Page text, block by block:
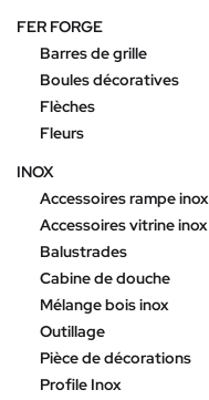
FER FORGE
Barres de grille
Boules décoratives
Flèches
Fleurs
INOX
Accessoires rampe inox
Accessoires vitrine inox
Balustrades
Cabine de douche
Mélange bois inox
Outillage
Pièce de décorations
Profile Inox